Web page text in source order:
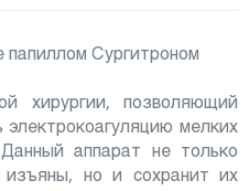
хирургии, позволяющий
мелких
аппарат не только
но и сохранит их